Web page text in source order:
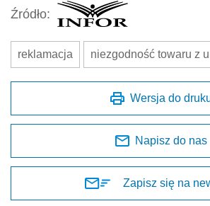
Źródło:
reklamacja niezgodność towaru z
Wersja do
Napisz do nas
Zapisz się na